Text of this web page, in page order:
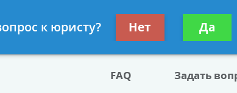
Получите
FAQ Задать
к юристу? Нет Да